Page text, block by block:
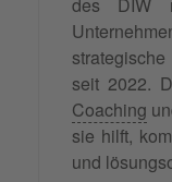
des DIW
seit 2022.
Coaching
sie hilft,
und